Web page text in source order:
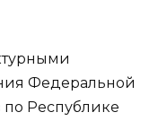
Федеральной
Республике